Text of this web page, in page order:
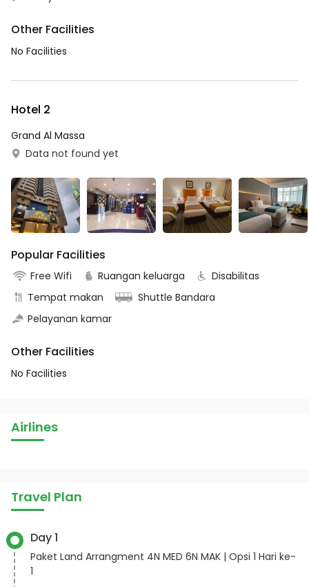
Other Facilities
No Facilities
Hotel 2
Grand Al Massa
Data not found yet
Popular Facilities
Free Wifi Ruangan keluarga
Disabilitas
Tempat makan
Shuttle Bandara
Pelayanan kamar
Other Facilities
No Facilities
Airlines
Travel Plan
Day 1
Paket Land Arrangment 4N MED 6N MAK | Opsi 1 Hari ke-
1